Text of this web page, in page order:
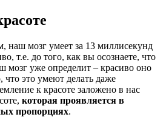
наш мозг умеет за 13 миллисекунд
т.е. до того, как вы осознаете, что
мозг уже определит – красиво оно
это умеют делать даже
к красоте заложено в нас
которая проявляется в
пропорциях.